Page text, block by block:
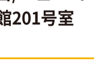
201号室